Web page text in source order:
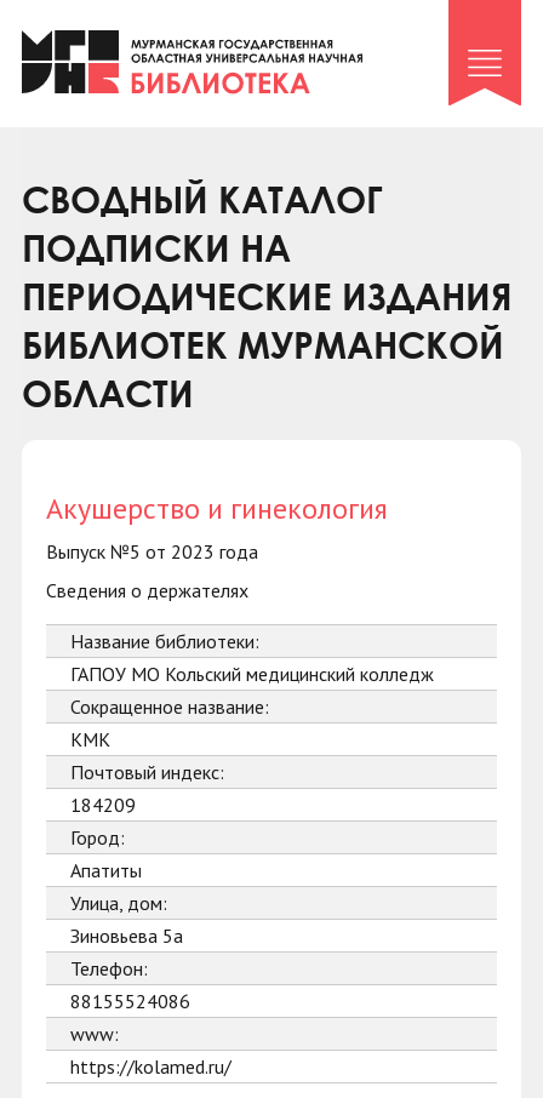
Клуб «Гиря и сельдерей»
Клуб «Семейный архив»
Коллегам
Контакты
СВОДНЫЙ КАТАЛОГ
ПОДПИСКИ НА
ПЕРИОДИЧЕСКИЕ ИЗДАНИЯ
БИБЛИОТЕК МУРМАНСКОЙ
ОБЛАСТИ
Акушерство и гинекология
Выпуск №5 от 2023 года
Сведения о держателях
Название библиотеки:
ГАПОУ МО Кольский медицинский колледж
Сокращенное название:
КМК
Почтовый индекс:
184209
Город:
Апатиты
Улица, дом:
Зиновьева 5а
Телефон:
88155524086
www:
https://kolamed.ru/